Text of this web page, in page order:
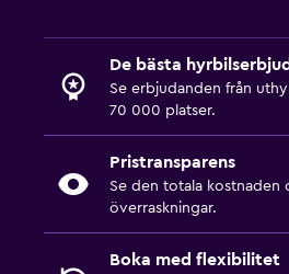
De bästa
Se erbjudanden från
70 000 platser.
Pristransparens
Se den totala kostnaden
överraskningar.
Boka med flexibilitet